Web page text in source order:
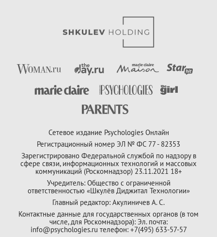
Сетевое издание Psychologies Онлайн
Регистрационный номер ЭЛ № ФС 77 - 82353
Зарегистрировано Федеральной службой по надзору в
сфере связи, информационных технологий и массовых
коммуникаций (Роскомнадзор) 23.11.2021 18+
Учредитель: Общество с ограниченной
ответственностью «Шкулёв Диджитал Технологии»
Главный редактор: Акулиничев А. С.
Контактные данные для государственных органов (в том
числе, для Роскомнадзора): Эл. почта:
info@psychologies.ru телефон: +7(495) 633-57-57